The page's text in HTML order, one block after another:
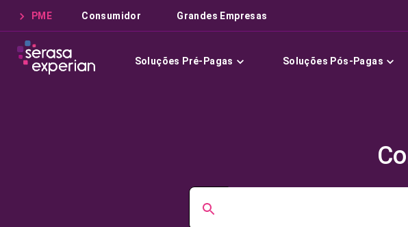
PME Consumidor Grandes Empresas
Soluções Pré-Pagas Soluções Pós-Pagas